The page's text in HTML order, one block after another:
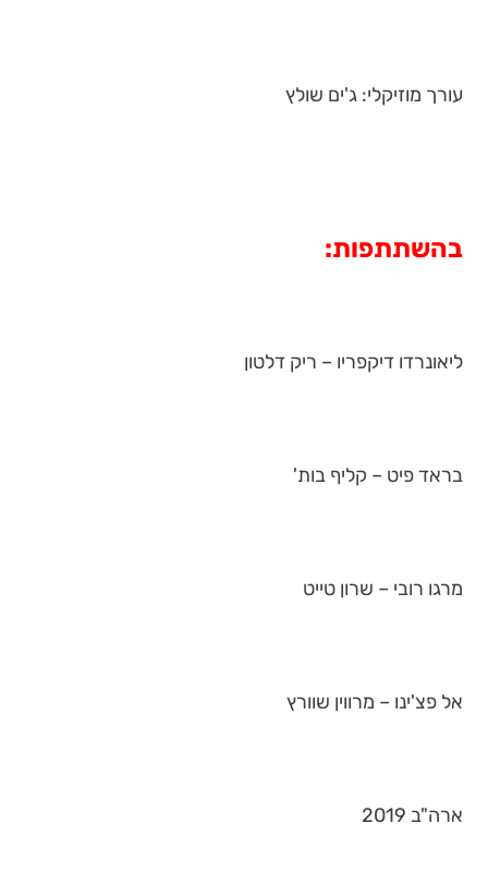
עורך מוזיקלי: ג'ים שולץ
בהשתתפות:
ליאונרדו דיקפריו – ריק דלטון
בראד פיט – קליף בות'
מרגו רובי – שרון טייט
אל פצ'ינו – מרווין שוורץ
ארה"ב 2019